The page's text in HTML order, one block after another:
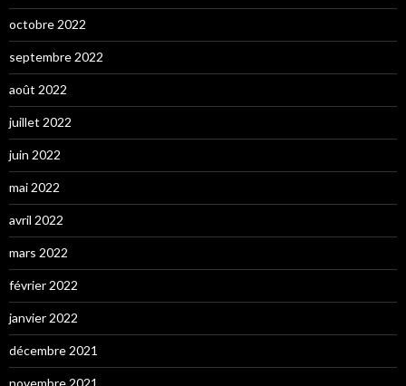
octobre 2022
septembre 2022
août 2022
juillet 2022
juin 2022
mai 2022
avril 2022
mars 2022
février 2022
janvier 2022
décembre 2021
novembre 2021